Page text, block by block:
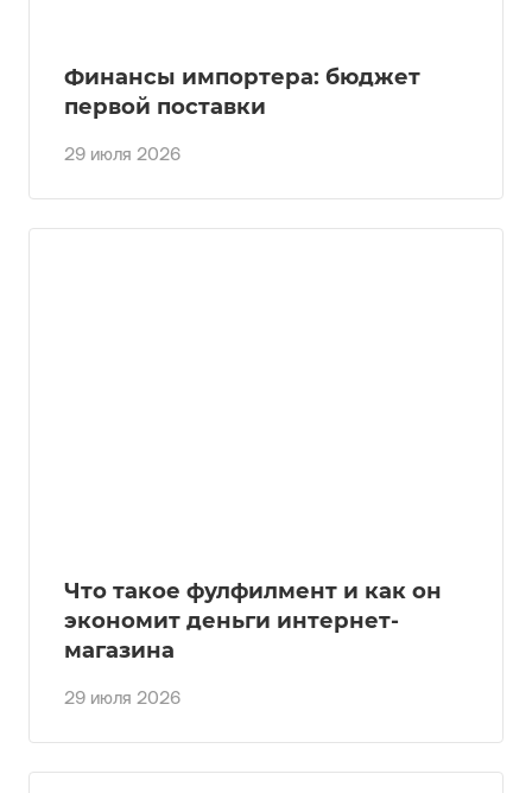
29 июля 2026
Финансы импортера: бюджет
первой поставки
29 июля 2026
Что такое фулфилмент и как он
экономит деньги интернет-
магазина